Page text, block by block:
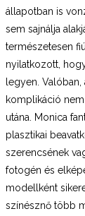
állapotban is
sem sajnálja
természetesen
nyilatkozott,
legyen. Valóban,
komplikáció
utána. Monica
plasztikai
szerencsének
fotogén és
modellként
színésznő több